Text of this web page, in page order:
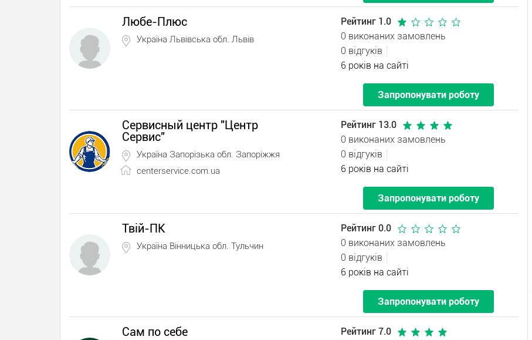
Любе-Плюс
Україна Львівська обл. Львів
Рейтинг 1.0
0 виконаних замовлень
0 відгуків
6 років на сайті
Запропонувати роботу
Сервисный центр "Центр
Сервис"
Україна Запорізька обл. Запоріжжя
centerservice.com.ua
Рейтинг 13.0
0 виконаних замовлень
0 відгуків
6 років на сайті
Запропонувати роботу
Твій-ПК
Україна Вінницька обл. Тульчин
Рейтинг 0.0
0 виконаних замовлень
0 відгуків
6 років на сайті
Запропонувати роботу
Сам по себе
Рейтинг 7.0